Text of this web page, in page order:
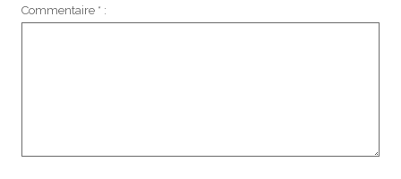
Commentaire * :